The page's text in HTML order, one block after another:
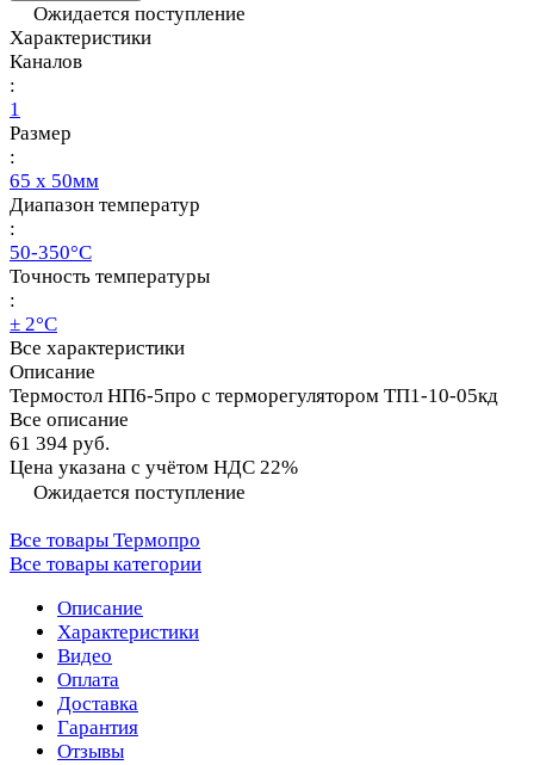
Ожидается поступление
Характеристики
Каналов
:
1
Размер
:
65 х 50мм
Диапазон температур
:
50-350°C
Точность температуры
:
± 2°C
Все характеристики
Описание
Термостол НП6-5про с терморегулятором ТП1-10-05кд
Все описание
61 394 руб.
Цена указана с учётом НДС 22%
Ожидается поступление
Все товары Термопро
Все товары категории
Описание
Характеристики
Видео
Оплата
Доставка
Гарантия
Отзывы